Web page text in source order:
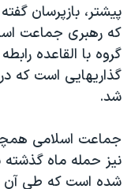
آرشیو پخش زنده
مجموعه مستندهای
تریبونال مردمی آبان ۹۸
دادگاه حمید نوری
قانون شفافیت دارائی
اعتراضات مردمی آبان
پيشتر، بازپرسان
که رهبری جماعت
گروه با القاعده
شد.
جماعت اسلامی
نيز حمله ماه گذشته
شده است که طی آن